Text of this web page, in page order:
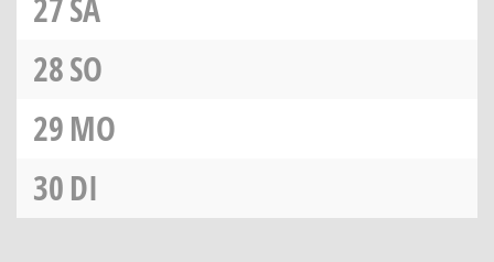
27SA
28SO
29MO
30DI